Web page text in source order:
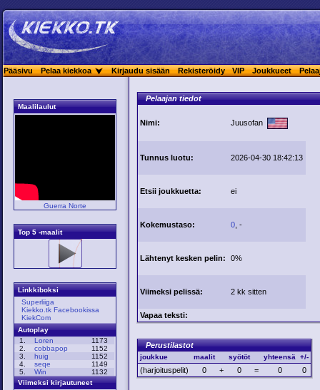
Pääsivu Pelaa kiekkoa Kirjaudu sisään Rekisteröidy VIP Joukkueet
Maalilaulut
Guerra Norte
Top 5 -maalit
Linkkiboksi
Superliiga
Kiekko.tk Facebookissa
KiekCom
Autoplay
1.
Loren
1173
2.
cobbapop
1152
3.
huig
1152
4.
seqe
1149
5.
Win
1132
Viimeksi kirjautuneet
Pelaajan tiedot
Nimi: Juusofan
Tunnus luotu: 2026-04-30 18:42:13
Etsii joukkuetta: ei
Kokemustaso: 0 , -
Lähtenyt kesken pelin: 0%
Viimeksi pelissä: 2 kk sitten
Vapaa teksti:
Perustilastot
joukkue maalit syötöt yhteensä +/-
(harjoituspelit) 0 + 0 = 0 0